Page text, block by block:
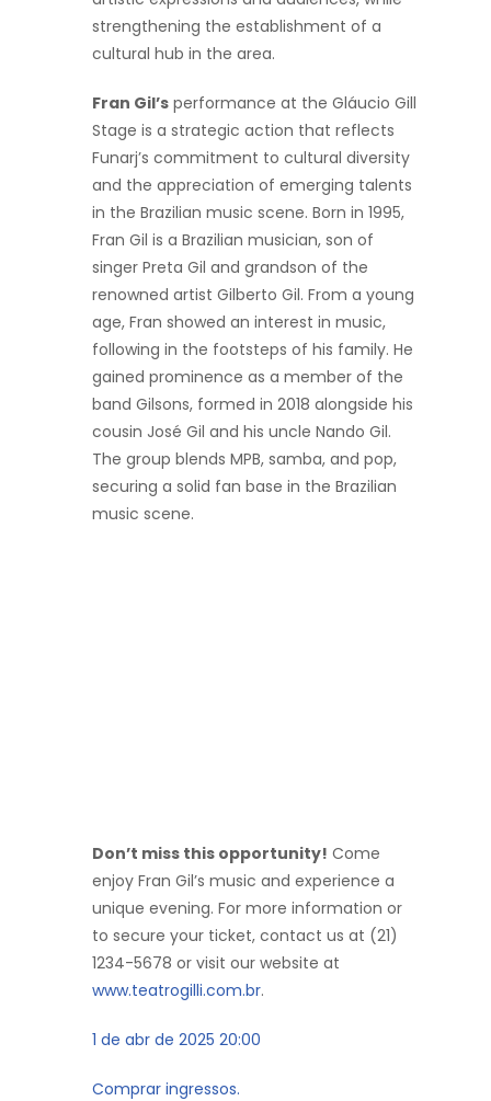
strengthening the establishment of a
cultural hub in the area.
Fran Gil’s performance at the Gláucio Gill
Stage is a strategic action that reflects
Funarj’s commitment to cultural diversity
and the appreciation of emerging talents
in the Brazilian music scene. Born in 1995,
Fran Gil is a Brazilian musician, son of
singer Preta Gil and grandson of the
renowned artist Gilberto Gil. From a young
age, Fran showed an interest in music,
following in the footsteps of his family. He
gained prominence as a member of the
band Gilsons, formed in 2018 alongside his
cousin José Gil and his uncle Nando Gil.
The group blends MPB, samba, and pop,
securing a solid fan base in the Brazilian
music scene.
Don’t miss this opportunity! Come
enjoy Fran Gil’s music and experience a
unique evening. For more information or
to secure your ticket, contact us at (21)
1234-5678 or visit our website at
www.teatrogilli.com.br.
1 de abr de 2025 20:00
Comprar ingressos.